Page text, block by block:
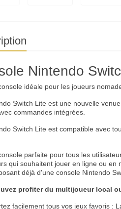
Nintendo
idéale pour les joueurs
Switch Lite est une nouvelle
commandes intégrées.
Switch Lite est compatible avec
parfaite pour tous les
qui souhaitent jouer en ligne ou
déjà d'une console Nintendo
profiter du multijoueur local
facilement tous vos jeux favoris :